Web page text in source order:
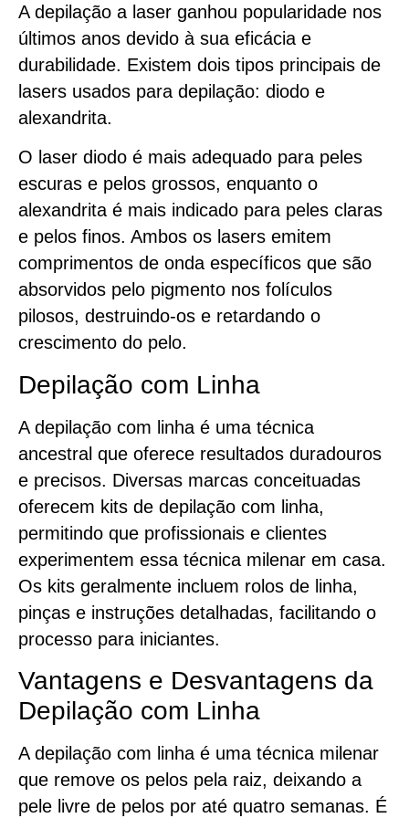
A depilação a laser ganhou popularidade nos
últimos anos devido à sua eficácia e
durabilidade. Existem dois tipos principais de
lasers usados para depilação: diodo e
alexandrita.
O laser diodo é mais adequado para peles
escuras e pelos grossos, enquanto o
alexandrita é mais indicado para peles claras
e pelos finos. Ambos os lasers emitem
comprimentos de onda específicos que são
absorvidos pelo pigmento nos folículos
pilosos, destruindo-os e retardando o
crescimento do pelo.
Depilação com Linha
A depilação com linha é uma técnica
ancestral que oferece resultados duradouros
e precisos. Diversas marcas conceituadas
oferecem kits de depilação com linha,
permitindo que profissionais e clientes
experimentem essa técnica milenar em casa.
Os kits geralmente incluem rolos de linha,
pinças e instruções detalhadas, facilitando o
processo para iniciantes.
Vantagens e Desvantagens da
Depilação com Linha
A depilação com linha é uma técnica milenar
que remove os pelos pela raiz, deixando a
pele livre de pelos por até quatro semanas. É